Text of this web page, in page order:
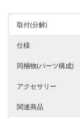
取付(分解)
仕様
同梱物(パーツ構成)
アクセサリー
関連商品